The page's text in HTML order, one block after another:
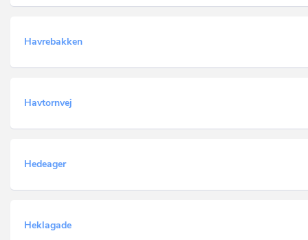
Havrebakken
Havtornvej
Hedeager
Heklagade